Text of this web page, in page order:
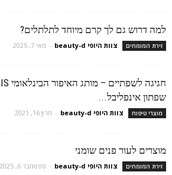
למה דרוש גם לך קרם מיוחד לתלתלים?
זירת המומחים צוות היופי beauty-d - מאי 7, 2025
שפתון אינפליבל...
מוצרי טיפוח צוות היופי beauty-d - מרץ 16, 2021
מוצרים לעור פנים שומני
זירת המומחים צוות היופי beauty-d - ספטמבר 6, 2025